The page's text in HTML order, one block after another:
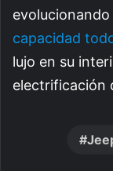
capacidad
lujo en su
electrificación